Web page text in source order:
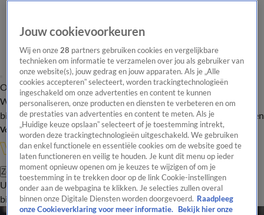
Overzicht Onze programma's Uitzendingen Onze gezichten
In de
WandelgangenInterviewsUitzending
bijwonenPodcastShopVeelgestelde vragenKijkersvraag insturen
Volg Vandaag Inside
Zoeken
UitzendingenVandaag InsideDe OranjezomerShopUitzending
bijwonen
Jouw cookievoorkeuren
Wij en onze28 partners gebruiken cookies en vergelijkbare
technieken om informatie te verzamelen over jou als gebruiker van
onze website(s), jouw gedrag en jouw apparaten. Als je „Alle
cookies accepteren” selecteert, worden trackingtechnologieën
ingeschakeld om onze advertenties en content te kunnen
personaliseren, onze producten en diensten te verbeteren en om
de prestaties van advertenties en content te meten. Als je
„Huidige keuze opslaan” selecteert of je toestemming intrekt,
worden deze trackingtechnologieën uitgeschakeld. We gebruiken
dan enkel functionele en essentiële cookies om de website goed te
laten functioneren en veilig te houden. Je kunt dit menu op ieder
moment opnieuw openen om je keuzes te wijzigen of om je
toestemming in te trekken door op de link Cookie-instellingen
onder aan de webpagina te klikken. Je selecties zullen overal
binnen onze Digitale Diensten worden doorgevoerd. Raadpleeg
onze Cookieverklaring voor meer informatie.
Bekijk hier onze